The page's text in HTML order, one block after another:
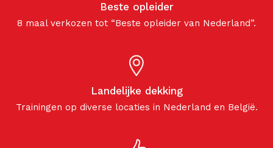
Beste opleider
8 maal verkozen tot “Beste opleider van Nederland”.
Landelijke dekking
Trainingen op diverse locaties in Nederland en België.